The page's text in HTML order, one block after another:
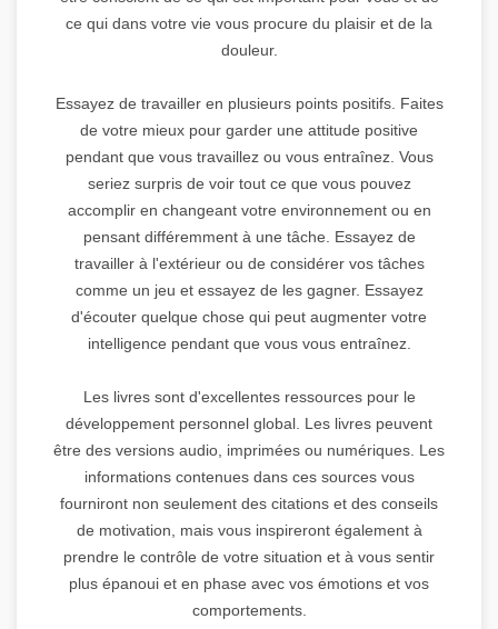
ce qui dans votre vie vous procure du plaisir et de la
douleur.
Essayez de travailler en plusieurs points positifs. Faites
de votre mieux pour garder une attitude positive
pendant que vous travaillez ou vous entraînez. Vous
seriez surpris de voir tout ce que vous pouvez
accomplir en changeant votre environnement ou en
pensant différemment à une tâche. Essayez de
travailler à l'extérieur ou de considérer vos tâches
comme un jeu et essayez de les gagner. Essayez
d'écouter quelque chose qui peut augmenter votre
intelligence pendant que vous vous entraînez.
Les livres sont d'excellentes ressources pour le
développement personnel global. Les livres peuvent
être des versions audio, imprimées ou numériques. Les
informations contenues dans ces sources vous
fourniront non seulement des citations et des conseils
de motivation, mais vous inspireront également à
prendre le contrôle de votre situation et à vous sentir
plus épanoui et en phase avec vos émotions et vos
comportements.